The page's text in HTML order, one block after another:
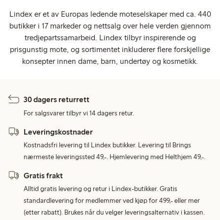
Lindex er et av Europas ledende moteselskaper med ca. 440
butikker i 17 markeder og nettsalg over hele verden gjennom
tredjepartssamarbeid. Lindex tilbyr inspirerende og
prisgunstig mote, og sortimentet inkluderer flere forskjellige
konsepter innen dame, barn, undertøy og kosmetikk.
30 dagers returrett
For salgsvarer tilbyr vi 14 dagers retur.
Leveringskostnader
Kostnadsfri levering til Lindex butikker. Levering til Brings
nærmeste leveringssted 49,-. Hjemlevering med Helthjem 49,-.
Gratis frakt
Alltid gratis levering og retur i Lindex-butikker. Gratis
standardlevering for medlemmer ved kjøp for 499,- eller mer
(etter rabatt). Brukes når du velger leveringsalternativ i kassen.